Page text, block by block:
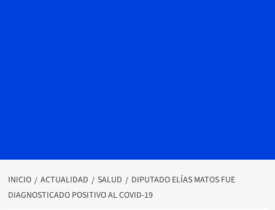
INICIO ACTUALIDAD SALUD
DIPUTADO ELÍAS MATOS FUE
DIAGNOSTICADO POSITIVO AL COVID-19